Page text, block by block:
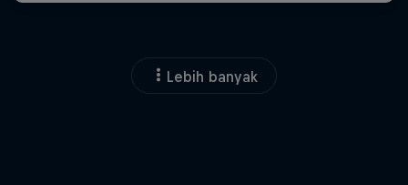
Lebih banyak